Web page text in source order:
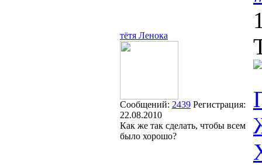
тётя Ленока
Сообщений: 2439 Регистрация:
22.08.2010
Как же так сделать, чтобы всем
было хорошо?